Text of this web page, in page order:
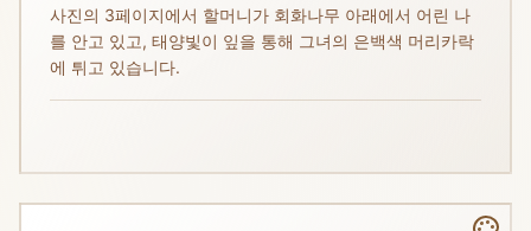
사진의 3페이지에서 할머니가 회화나무 아래에서 어린 나
를 안고 있고, 태양빛이 잎을 통해 그녀의 은백색 머리카락
에 튀고 있습니다.